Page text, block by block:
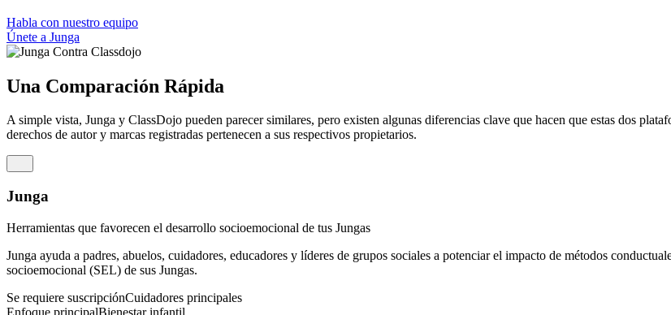
Habla con nuestro equipo
Únete a Junga
Una Comparación Rápida
A simple vista, Junga y ClassDojo pueden parecer similares, pero existen algunas diferencias clave que hacen que estas dos
derechos de autor y marcas registradas pertenecen a sus respectivos propietarios.
Junga
Herramientas que favorecen el desarrollo socioemocional de tus Jungas
Junga ayuda a padres, abuelos, cuidadores, educadores y líderes de grupos sociales a potenciar el impacto de métodos
socioemocional (SEL) de sus Jungas.
Se requiere suscripciónCuidadores principales
Enfoque principalBienestar infantil